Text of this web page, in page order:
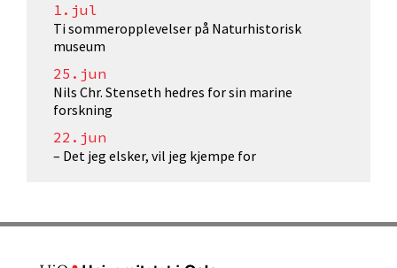
1.jul
Ti sommeropplevelser på Naturhistorisk
museum
25.jun
Nils Chr. Stenseth hedres for sin marine
forskning
22.jun
– Det jeg elsker, vil jeg kjempe for